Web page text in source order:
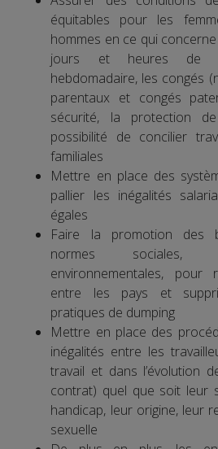
équitables pour les
hommes en ce qui
jours et heures de
hebdomadaire, les congés
parentaux et congés
sécurité, la protection
possibilité de concilier
familiales
Mettre en place des
pallier les inégalités
égales
Faire la promotion des
normes sociales,
environnementales, pour
entre les pays et
pratiques de dumping
Mettre en place des
inégalités entre les
travail et dans l’évolution
contrat) quel que soit leur
handicap, leur origine, leur
sexuelle